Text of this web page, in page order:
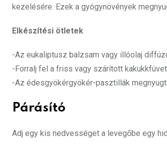
kezelésére. Ezek a gyógynövények
Elkészítési ötletek
-Az eukaliptusz balzsam vagy illóolaj
-Forralj fel a friss vagy szárított
-Az édesgyökérgyökér-pasztillák
Párásító
Adj egy kis nedvességet a levegőbe egy